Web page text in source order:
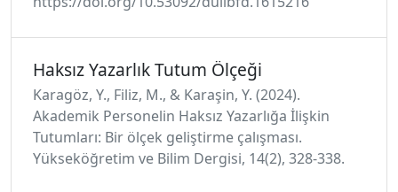
Haksız Yazarlık Tutum Ölçeği
Karagöz, Y., Filiz, M., & Karaşin, Y. (2024).
Akademik Personelin Haksız Yazarlığa İlişkin
Tutumları: Bir ölçek geliştirme çalışması.
Yükseköğretim ve Bilim Dergisi, 14(2), 328-338.